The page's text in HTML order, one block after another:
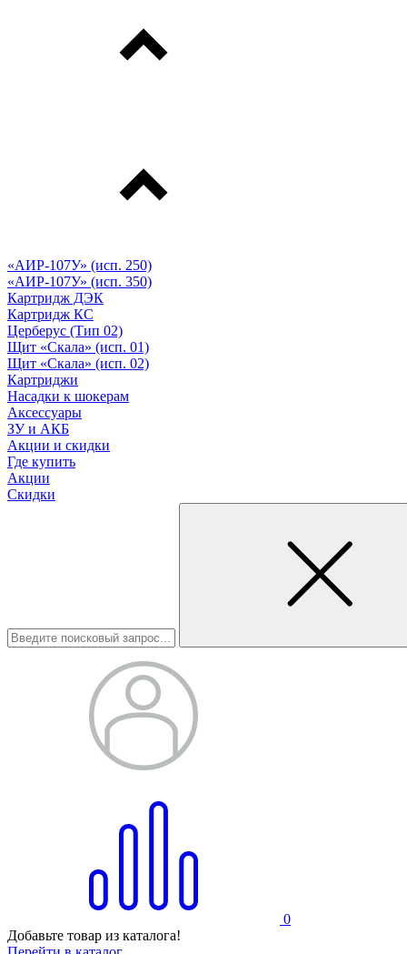
«АИР-107У» (исп. 250)
«АИР-107У» (исп. 350)
Картридж ДЭК
Картридж КС
Церберус (Тип 02)
Щит «Скала» (исп. 01)
Щит «Скала» (исп. 02)
Картриджи
Насадки к шокерам
Аксессуары
ЗУ и АКБ
Акции и скидки
Где купить
Акции
Скидки
0
Добавьте товар из каталога!